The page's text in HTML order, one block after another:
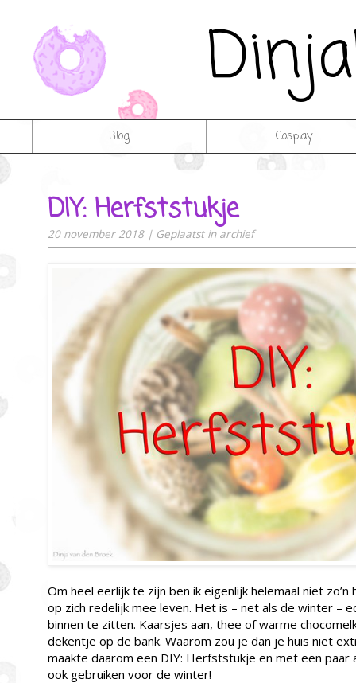
Blog Cosplay
DIY: Herfststukje
20 november 2018 | Geplaatst in archief
Om heel eerlijk te zijn ben ik eigenlijk helemaal niet
op zich redelijk mee leven. Het is – net als de winter –
binnen te zitten. Kaarsjes aan, thee of warme
dekentje op de bank. Waarom zou je dan je huis niet
maakte daarom een DIY: Herfststukje en met een paar
ook gebruiken voor de winter!